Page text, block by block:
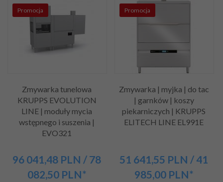
Promocja
Zmywarka tunelowa
KRUPPS EVOLUTION
LINE | moduły mycia
wstępnego i suszenia |
EVO321
96 041,48 PLN / 78
082,50 PLN*
Promocja
Zmywarka | myjka | do tac
| garnków | koszy
piekarniczych | KRUPPS
ELITECH LINE EL991E
51 641,55 PLN / 41
985,00 PLN*